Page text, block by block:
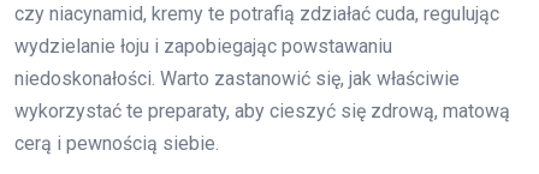
czy niacynamid, kremy te potrafią zdziałać cuda, regulując
wydzielanie łoju i zapobiegając powstawaniu
niedoskonałości. Warto zastanowić się, jak właściwie
wykorzystać te preparaty, aby cieszyć się zdrową, matową
cerą i pewnością siebie.